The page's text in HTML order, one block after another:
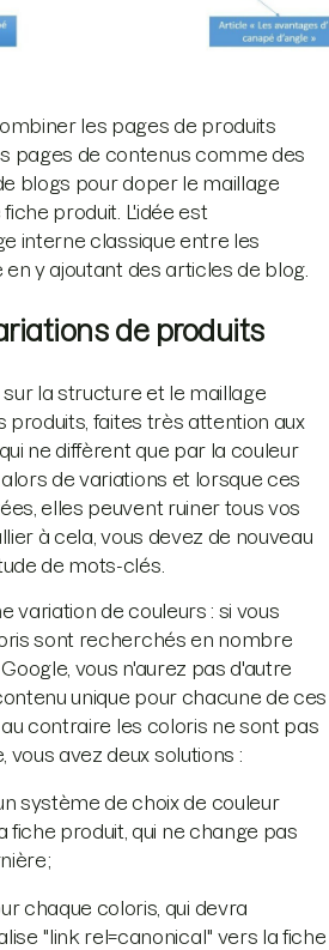
les pages de produits
pages de contenus comme des
blogs pour doper le maillage
produit. L'idée est
interne classique entre les
y ajoutant des articles de blog.
de produits
la structure et le maillage
produits, faites très attention aux
ne diffèrent que par la couleur
de variations et lorsque ces
elles peuvent ruiner tous vos
à cela, vous devez de nouveau
de mots-clés.
variation de couleurs : si vous
sont recherchés en nombre
vous n'aurez pas d'autre
unique pour chacune de ces
contraire les coloris ne sont pas
avez deux solutions :
système de choix de couleur
fiche produit, qui ne change pas
chaque coloris, qui devra
"link rel=canonical" vers la fiche